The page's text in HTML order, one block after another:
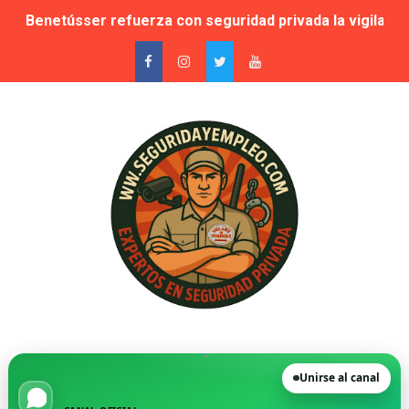
Benetússer refuerza con seguridad privada la
Publicada la lista de aptos para la habilitación como
Grupo Secoex se perfila como adjudicataria de la
Adjudicado por 87,9 millones el contrato de apoyo a
🚨 Falta de vigilantes en El Retiro: cuando la
Suspensión cautelar de la adjudicación de varios
🛡️ Vecinos de VPP en Playa de San Juan denuncian
Novedad. Orden INT/25/2026 — Habilitación de
La Moraleja, condenada a readmitir a su director de
Unirse al canal